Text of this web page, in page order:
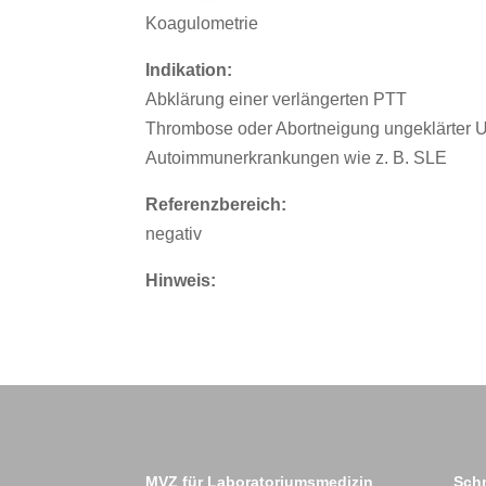
Koagulometrie
Indikation:
Abklärung einer verlängerten PTT
Thrombose oder Abortneigung ungeklärter
Autoimmunerkrankungen wie z. B. SLE
Referenzbereich:
negativ
Hinweis:
MVZ für Laboratoriumsmedizin